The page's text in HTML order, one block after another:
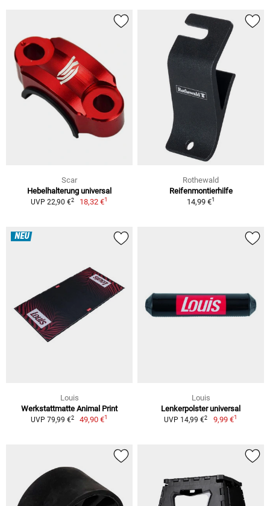
Scar
Hebelhalterung universal
UVP 22,90 €2 18,32 €1
Rothewald
Reifenmontierhilfe
14,99 €1
NEU
Louis
Werkstattmatte Animal Print
UVP 79,99 €2 49,90 €1
Louis
Lenkerpolster universal
UVP 14,99 €2 9,99 €1